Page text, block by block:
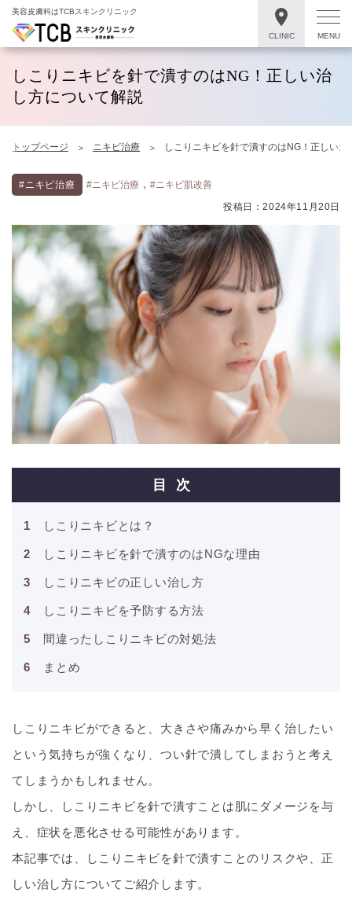
美容皮膚科はTCBスキンクリニック
しこりニキビを針で潰すのはNG！正しい治
し方について解説
トップページ ニキビ治療 しこりニキビを針で潰すのはNG！正しい
#ニキビ治療 #ニキビ治療 , #ニキビ肌改善
投稿日：2024年11月20日
目次
しこりニキビとは？
しこりニキビを針で潰すのはNGな理由
しこりニキビの正しい治し方
しこりニキビを予防する方法
間違ったしこりニキビの対処法
まとめ
しこりニキビができると、大きさや痛みから早く治したい
という気持ちが強くなり、つい針で潰してしまおうと考え
てしまうかもしれません。
しかし、しこりニキビを針で潰すことは肌にダメージを与
え、症状を悪化させる可能性があります。
本記事では、しこりニキビを針で潰すことのリスクや、正
しい治し方についてご紹介します。
CLINIC MENU